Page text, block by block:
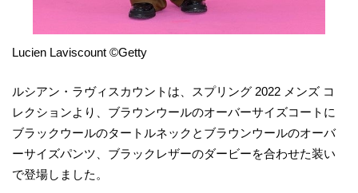
Lucien Laviscount ©Getty
ルシアン・ラヴィスカウントは、スプリング 2022 メンズ コ
レクションより、ブラウンウールのオーバーサイズコートに
ブラックウールのタートルネックとブラウンウールのオーバ
ーサイズパンツ、ブラックレザーのダービーを合わせた装い
で登場しました。